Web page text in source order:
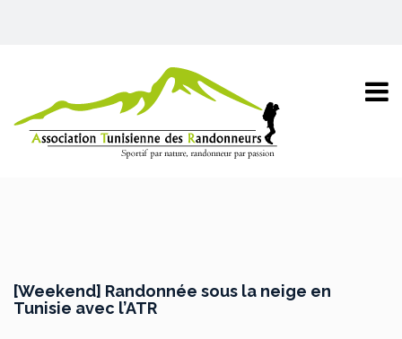
[Weekend] Randonnée sous la neige en
Tunisie avec l’ATR